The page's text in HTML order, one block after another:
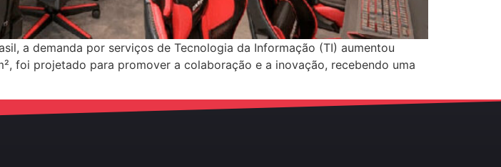
a demanda por serviços de Tecnologia da Informação (TI) aumentou
foi projetado para promover a colaboração e a inovação, recebendo uma